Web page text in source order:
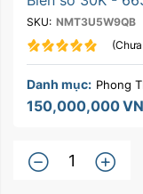
SKU: NMT3U5W9QB
Danh mục: Phong
150,000,000